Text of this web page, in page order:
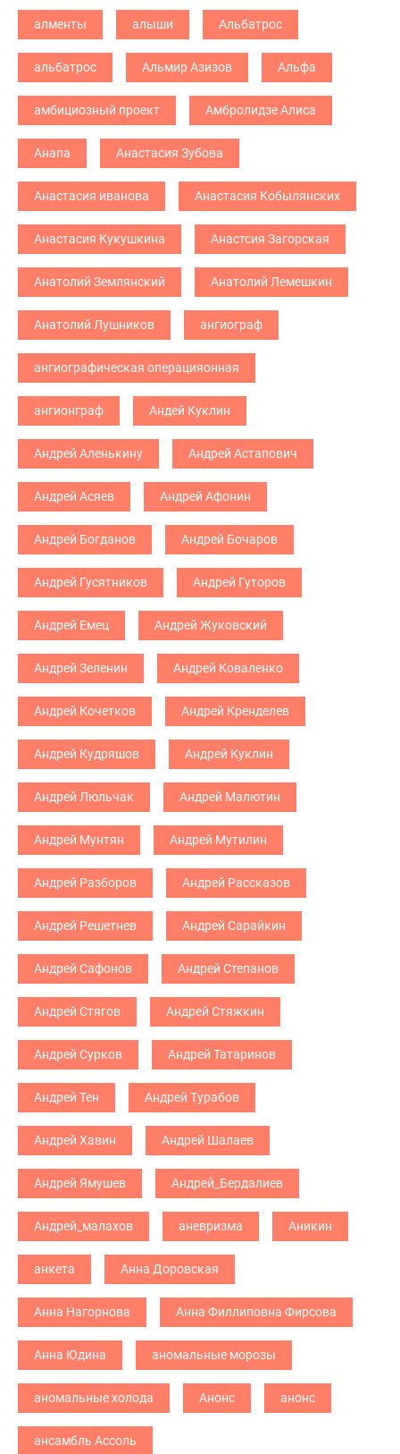
алменты алыши Альбатрос
альбатрос Альмир Азизов Альфа
амбициозный проект Амбролидзе Алиса
Анапа Анастасия Зубова
Анастасия иванова Анастасия Кобылянских
Анастасия Кукушкина Анастсия Загорская
Анатолий Землянский Анатолий Лемешкин
Анатолий Лушников ангиограф
ангиографическая операцияонная
ангионграф Андей Куклин
Андрей Аленькину Андрей Астапович
Андрей Асяев Андрей Афонин
Андрей Богданов Андрей Бочаров
Андрей Гусятников Андрей Гуторов
Андрей Емец Андрей Жуковский
Андрей Зеленин Андрей Коваленко
Андрей Кочетков Андрей Кренделев
Андрей Кудряшов Андрей Куклин
Андрей Люльчак Андрей Малютин
Андрей Мунтян Андрей Мутилин
Андрей Разборов Андрей Рассказов
Андрей Решетнев Андрей Сарайкин
Андрей Сафонов Андрей Степанов
Андрей Стягов Андрей Стяжкин
Андрей Сурков Андрей Татаринов
Андрей Тен Андрей Турабов
Андрей Хавин Андрей Шалаев
Андрей Ямушев Андрей_Бердалиев
Андрей_малахов аневризма Аникин
анкета Анна Доровская
Анна Нагорнова Анна Филлиповна Фирсова
Анна Юдина аномальные морозы
аномальные холода Анонс анонс
ансамбль Ассоль